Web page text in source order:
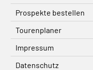
Prospekte bestellen
Tourenplaner
Impressum
Datenschutz